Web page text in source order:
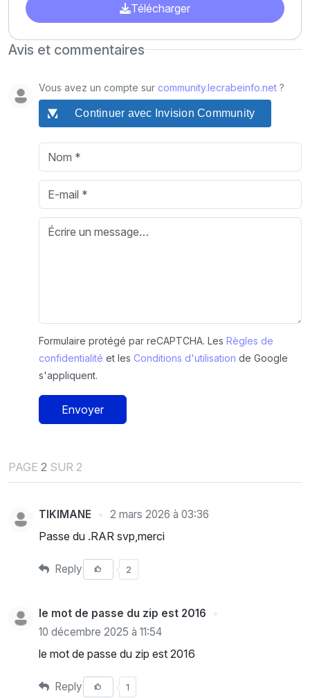
Télécharger
Avis et commentaires
Vous avez un compte sur community.lecrabeinfo.net ?
Continuer avec Invision Community
Formulaire protégé par reCAPTCHA. Les Règles de
confidentialité et les Conditions d'utilisation de Google
s'appliquent.
Envoyer
PAGE 2 SUR 2
TIKIMANE 2 mars 2026 à 03:36
Passe du .RAR svp,merci
Reply 2
le mot de passe du zip est 2016
10 décembre 2025 à 11:54
le mot de passe du zip est 2016
Reply 1